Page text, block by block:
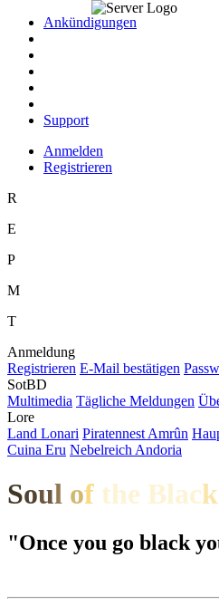
Ankündigungen
Support
Anmelden
Registrieren
R
E
P
M
T
Anmeldung
Registrieren E-Mail bestätigen P
SotBD
Multimedia Tägliche Meldungen Üb
Lore
Land Lonari Piratennest Amrûn H
Cuina Eru Nebelreich Andoria
Soul of the Black
"Once you go black